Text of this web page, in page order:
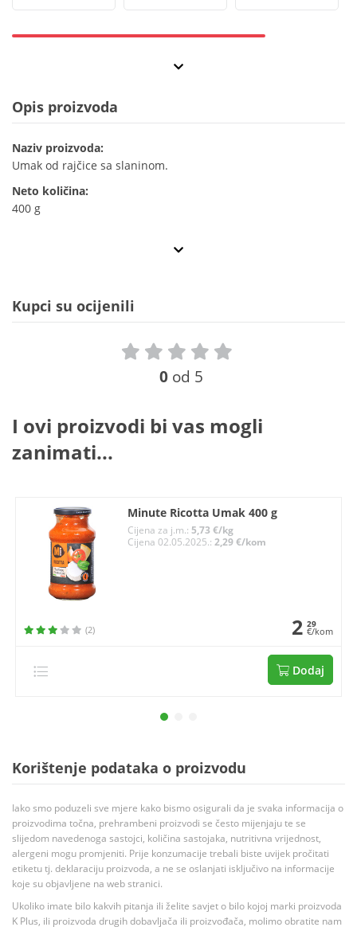
Opis proizvoda
Naziv proizvoda:
Umak od rajčice sa slaninom.
Neto količina:
400 g
Kupci su ocijenili
0 od 5
I ovi proizvodi bi vas mogli
zanimati...
Minute Ricotta Umak 400 g
Cijena za j.m.:5,73 €/kg
Cijena 02.05.2025.:2,29 €/kom
(2) 2 29
€/kom
Dodaj
Korištenje podataka o proizvodu
Iako smo poduzeli sve mjere kako bismo osigurali da je svaka informacija o
proizvodima točna, prehrambeni proizvodi se često mijenjaju te se
slijedom navedenoga sastojci, količina sastojaka, nutritivna vrijednost,
alergeni mogu promjeniti. Prije konzumacije trebali biste uvijek pročitati
etiketu tj. deklaraciju proizvoda, a ne se oslanjati isključivo na informacije
koje su objavljene na web stranici.
Ukoliko imate bilo kakvih pitanja ili želite savjet o bilo kojoj marki proizvoda
K Plus, ili proizvoda drugih dobavljača ili proizvođača, molimo obratite nam